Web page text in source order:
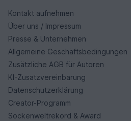
Kontakt aufnehmen
Über uns / Impressum
Presse & Unternehmen
Allgemeine Geschäftsbedingungen
Zusätzliche AGB für Autoren
KI-Zusatzvereinbarung
Datenschutzerklärung
Creator-Programm
Sockenweltrekord & Award